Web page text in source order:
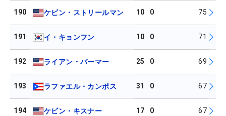
190 ケビン・ストリールマン 10 0 75
191 イ・キョンフン 10 0 71
192 ライアン・パーマー 25 0 69
193 ラファエル・カンポス 31 0 67
194 ケビン・キスナー 17 0 67